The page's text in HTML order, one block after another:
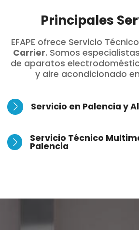
Principales
EFAPE ofrece Servicio
Carrier. Somos
de aparatos
y aire acondicionado
Servicio en Palencia y
Servicio Técnico
Palencia